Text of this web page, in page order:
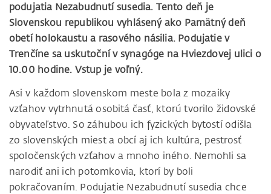
podujatia Nezabudnutí susedia. Tento deň je
Slovenskou republikou vyhlásený ako Pamätný deň
obetí holokaustu a rasového násilia. Podujatie v
Trenčíne sa uskutoční v synagóge na Hviezdovej ulici o
10.00 hodine. Vstup je voľný.
Asi v každom slovenskom meste bola z mozaiky
vzťahov vytrhnutá osobitá časť, ktorú tvorilo židovské
obyvateľstvo. So záhubou ich fyzických bytostí odišla
zo slovenských miest a obcí aj ich kultúra, pestrosť
spoločenských vzťahov a mnoho iného. Nemohli sa
narodiť ani ich potomkovia, ktorí by boli
pokračovaním. Podujatie Nezabudnutí susedia chce